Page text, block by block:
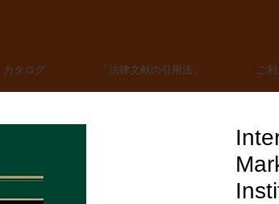
カタログ 「法律文献の引用法」 ご